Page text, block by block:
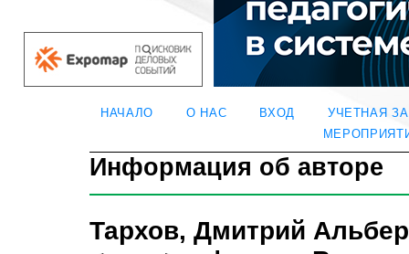
НАЧАЛО О НАС ВХОД
УЧЕТНАЯ
Информация об авторе
Тархов, Дмитрий